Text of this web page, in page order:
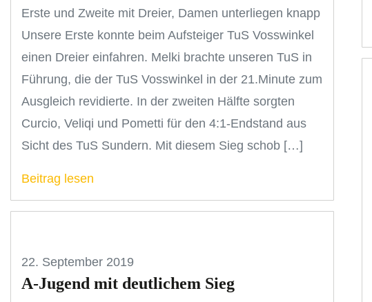
Erste und Zweite mit Dreier, Damen unterliegen knapp
Unsere Erste konnte beim Aufsteiger TuS Vosswinkel
einen Dreier einfahren. Melki brachte unseren TuS in
Führung, die der TuS Vosswinkel in der 21.Minute zum
Ausgleich revidierte. In der zweiten Hälfte sorgten
Curcio, Veliqi und Pometti für den 4:1-Endstand aus
Sicht des TuS Sundern. Mit diesem Sieg schob […]
Beitrag lesen
22. September 2019
A-Jugend mit deutlichem Sieg